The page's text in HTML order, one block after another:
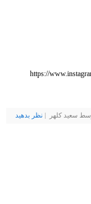
https://
نظر بدهيد